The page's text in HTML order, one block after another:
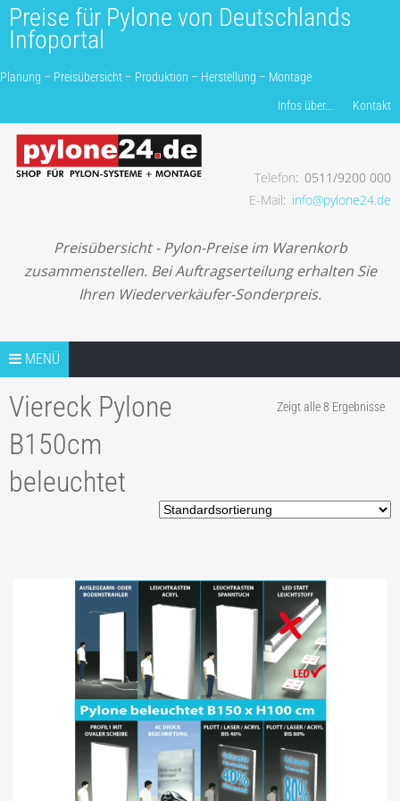
Preise für Pylone von Deutschlands
Infoportal
Planung – Preisübersicht – Produktion – Herstellung – Montage
Infos über….
Kontakt
Planung – Preisübersicht – Produktion – Herstellung –
Telefon 0511/9200 000
E-Mail
info@pylone24.de
Preisübersicht - Pylon-Preise im Warenkorb
zusammenstellen. Bei Auftragserteilung erhalten Sie
Ihren Wiederverkäufer-Sonderpreis.
Springe zum Inhalt
MENÜ
TIPPS
TIP1 PROJEKTANFRAGE
TIP2 PYLONANFRAGE
TIP3 PYLONLÖSUNGEN
TIP7 BAUANTRAG STATIK
TIP8 BESCHRIFTUNGEN
TIP9 GELASERTES ACRYL
TIP10 SYSTEMFERTIGUNG
TIP11 ALLES ROSTFREI!
TIP12 DAS FUNDAMENT.
Viereck Pylone
B150cm
beleuchtet
Zeigt alle 8 Ergebnisse